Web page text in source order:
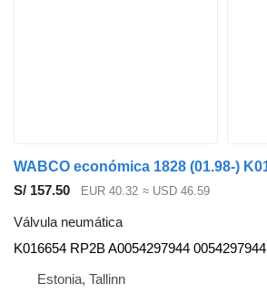
S/ 157.50 EUR 40.32 ≈ USD 46.59
Válvula neumática
K016654 RP2B A0054297944 0054297944
Estonia, Tallinn